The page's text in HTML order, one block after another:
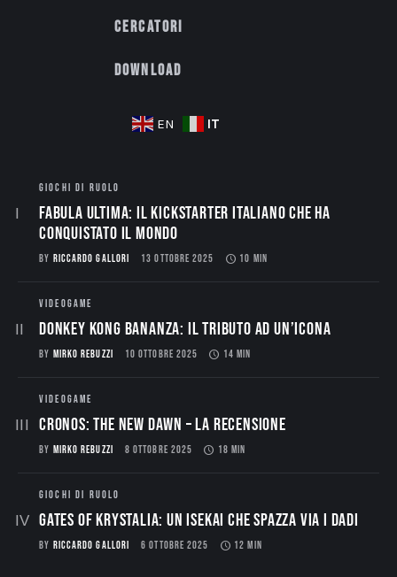
Cercatori
Download
EN IT
GIOCHI DI RUOLO
Fabula Ultima: il Kickstarter italiano che ha
conquistato il mondo
BY RICCARDO GALLORI 13 OTTOBRE 2025 10 MIN
VIDEOGAME
Donkey Kong Bananza: Il Tributo ad un’Icona
BY MIRKO REBUZZI 10 OTTOBRE 2025 14 MIN
VIDEOGAME
CRONOS: THE NEW DAWN – La Recensione
BY MIRKO REBUZZI 8 OTTOBRE 2025 18 MIN
GIOCHI DI RUOLO
Gates of Krystalia: Un Isekai che spazza via i dadi
BY RICCARDO GALLORI 6 OTTOBRE 2025 12 MIN